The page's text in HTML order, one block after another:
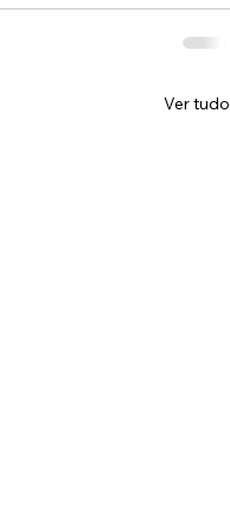
Ver tudo